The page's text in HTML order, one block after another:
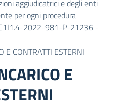
aggiudicatrici e degli enti
per ogni procedura
2022-981-P-21236 -
E CONTRATTI ESTERNI
E